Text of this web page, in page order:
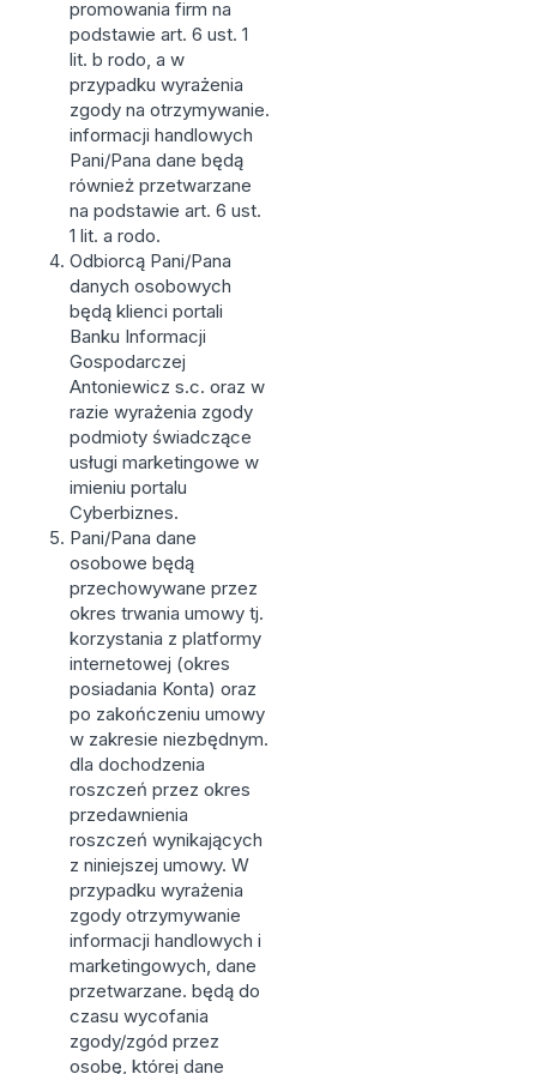
promowania firm na
podstawie art. 6 ust. 1
lit. b rodo, a w
przypadku wyrażenia
zgody na otrzymywanie.
informacji handlowych
Pani/Pana dane będą
również przetwarzane
na podstawie art. 6 ust.
1 lit. a rodo.
Odbiorcą Pani/Pana
danych osobowych
będą klienci portali
Banku Informacji
Gospodarczej
Antoniewicz s.c. oraz w
razie wyrażenia zgody
podmioty świadczące
usługi marketingowe w
imieniu portalu
Cyberbiznes.
Pani/Pana dane
osobowe będą
przechowywane przez
okres trwania umowy tj.
korzystania z platformy
internetowej (okres
posiadania Konta) oraz
po zakończeniu umowy
w zakresie niezbędnym.
dla dochodzenia
roszczeń przez okres
przedawnienia
roszczeń wynikających
z niniejszej umowy. W
przypadku wyrażenia
zgody otrzymywanie
informacji handlowych i
marketingowych, dane
przetwarzane. będą do
czasu wycofania
zgody/zgód przez
osobę, której dane